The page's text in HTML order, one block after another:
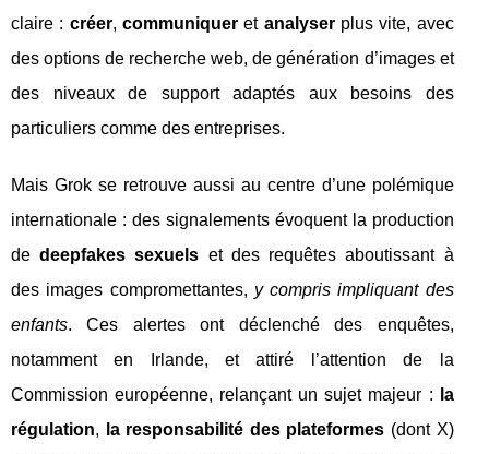
claire : créer, communiqueret analyserplus vite, avec
des options de recherche web, de génération d’images et
des niveaux de support adaptés aux besoins des
particuliers comme des entreprises.
Mais Grok se retrouve aussi au centre d’une polémique
internationale : des signalements évoquent la production
dedeepfakes sexuels et des requêtes aboutissant à
des images compromettantes, y compris impliquant des
enfants. Ces alertes ont déclenché des enquêtes,
notamment en Irlande, et attiré l’attention de la
Commission européenne, relançant un sujet majeur :
la
régulation, la responsabilité des plateformes (dont X)